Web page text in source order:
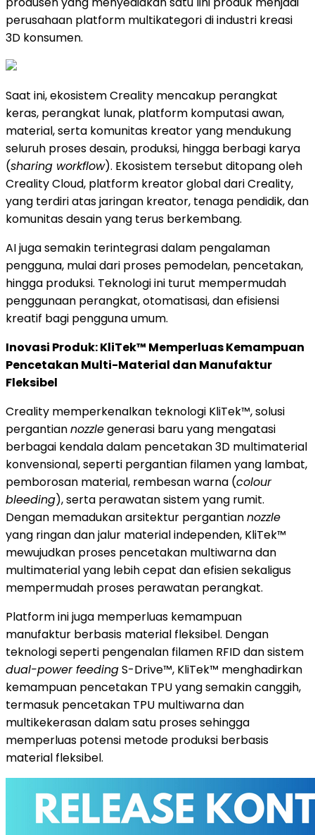
perusahaan platform multikategori di industri kreasi
3D konsumen.
Saat ini, ekosistem Creality mencakup perangkat
keras, perangkat lunak, platform komputasi awan,
material, serta komunitas kreator yang mendukung
seluruh proses desain, produksi, hingga berbagi karya
(sharing workflow). Ekosistem tersebut ditopang oleh
Creality Cloud, platform kreator global dari Creality,
yang terdiri atas jaringan kreator, tenaga pendidik, dan
komunitas desain yang terus berkembang.
AI juga semakin terintegrasi dalam pengalaman
pengguna, mulai dari proses pemodelan, pencetakan,
hingga produksi. Teknologi ini turut mempermudah
penggunaan perangkat, otomatisasi, dan efisiensi
kreatif bagi pengguna umum.
Inovasi Produk: KliTek™ Memperluas Kemampuan
Pencetakan Multi-Material dan Manufaktur
Fleksibel
Creality memperkenalkan teknologi KliTek™, solusi
pergantiannozzlegenerasi baru yang mengatasi
berbagai kendala dalam pencetakan 3D multimaterial
konvensional, seperti pergantian filamen yang lambat,
pemborosan material, rembesan warna (colour
bleeding), serta perawatan sistem yang rumit.
Dengan memadukan arsitektur pergantiannozzle
yang ringan dan jalur material independen, KliTek™
mewujudkan proses pencetakan multiwarna dan
multimaterial yang lebih cepat dan efisien sekaligus
mempermudah proses perawatan perangkat.
Platform ini juga memperluas kemampuan
manufaktur berbasis material fleksibel. Dengan
teknologi seperti pengenalan filamen RFID dan sistem
dual-power feedingS-Drive™, KliTek™ menghadirkan
kemampuan pencetakan TPU yang semakin canggih,
termasuk pencetakan TPU multiwarna dan
multikekerasan dalam satu proses sehingga
memperluas potensi metode produksi berbasis
material fleksibel.